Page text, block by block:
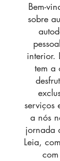
Bem-
sobre
interior.
tem a
serviços
a nós
jornada
Leia,